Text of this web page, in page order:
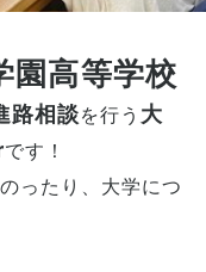
園高等学校
路相談を行う 大
です！
ったり、大学につ